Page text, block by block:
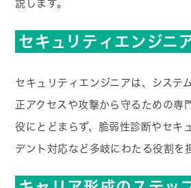
説します。
セキュリティエンジニ
セキュリティエンジニアは、システ
正アクセスや攻撃から守るための専
役にとどまらず、脆弱性診断やセキ
デント対応など多岐にわたる役割を